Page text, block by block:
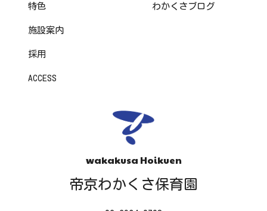
特色
施設案内
採用
ACCESS
わかくさブログ
wakakusa Hoikuen
帝京わかくさ保育園